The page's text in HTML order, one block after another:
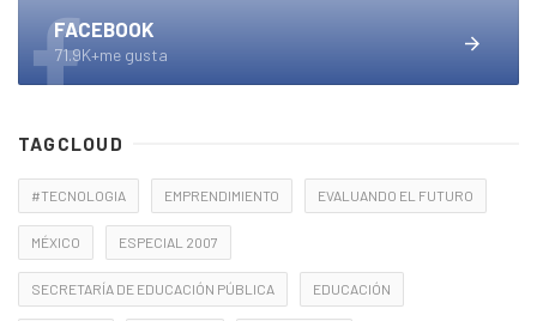
FACEBOOK
71.9K+me gusta
TAGCLOUD
#TECNOLOGIA EMPRENDIMIENTO EVALUANDO EL FUTURO
MÉXICO ESPECIAL 2007
SECRETARÍA DE EDUCACIÓN PÚBLICA EDUCACIÓN